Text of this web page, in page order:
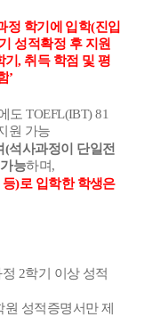
정 학기에 입학(진입
성적확정 후 지원
기, 취득 학점 및 평
’
도TOEFL(IBT) 81
원 가능
(석사과정이 단일전
능하며,
등)로 입학한 학생은
2학기 이상 성적
성적증명서만 제